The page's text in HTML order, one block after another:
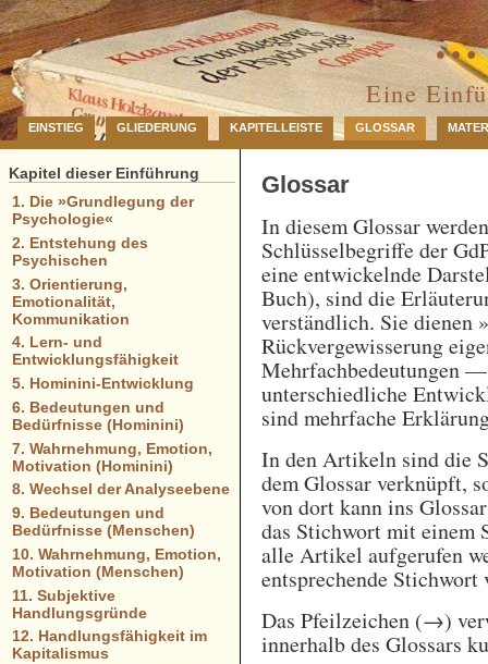
…
Eine
EINSTIEG GLIEDERUNG KAPITELLEISTE GLOSSAR
Glossar
In diesem Glossar
Schlüsselbegriffe der
eine entwickelnde
Buch), sind die
verständlich. Sie dienen
Rückvergewisserung
Mehrfachbedeutungen
unterschiedliche
sind mehrfache
In den Artikeln sind die
dem Glossar verknüpft,
von dort kann ins
das Stichwort mit einem
alle Artikel aufgerufen
entsprechende Stichwort
Das Pfeilzeichen (→)
innerhalb des Glossars
Kapitel dieser Einführung
1. Die »Grundlegung der
Psychologie«
2. Entstehung des
Psychischen
3. Orientierung,
Emotionalität,
Kommunikation
4. Lern- und
Entwicklungsfähigkeit
5. Hominini-Entwicklung
6. Bedeutungen und
Bedürfnisse (Hominini)
7. Wahrnehmung, Emotion,
Motivation (Hominini)
8. Wechsel der Analyseebene
9. Bedeutungen und
Bedürfnisse (Menschen)
10. Wahrnehmung, Emotion,
Motivation (Menschen)
11. Subjektive
Handlungsgründe
12. Handlungsfähigkeit im
Kapitalismus